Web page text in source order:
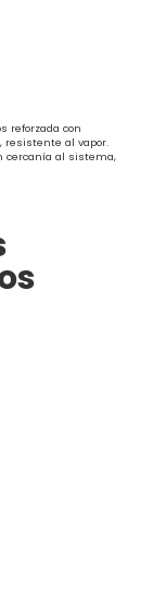
reforzada con
resistente al vapor.
cercanía al sistema,